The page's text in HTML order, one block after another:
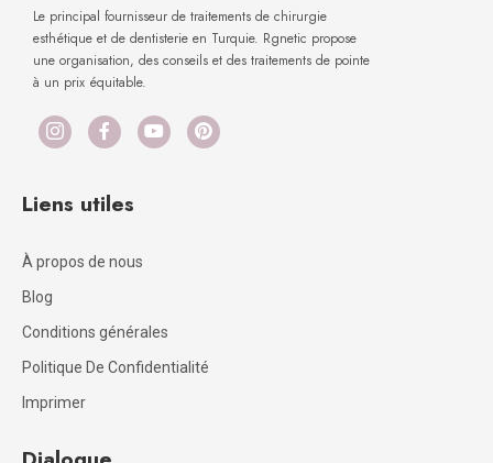
Le principal fournisseur de traitements de chirurgie
esthétique et de dentisterie en Turquie. Rgnetic propose
une organisation, des conseils et des traitements de pointe
à un prix équitable.
Liens utiles
À propos de nous
Blog
Conditions générales
Politique De Confidentialité
Imprimer